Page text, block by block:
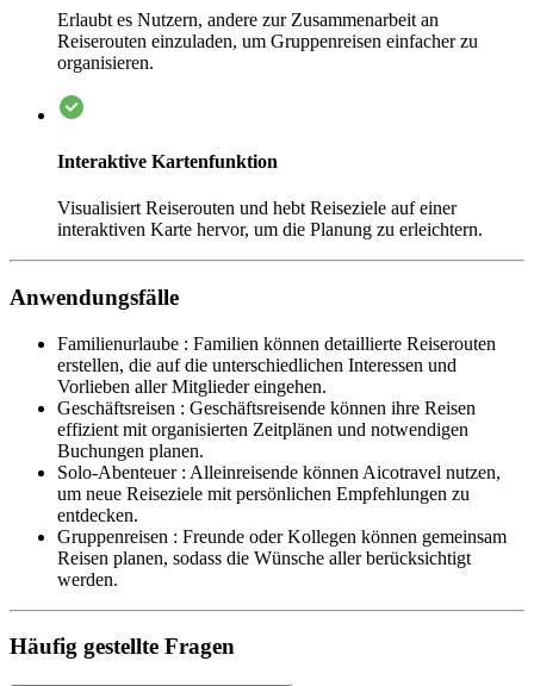
Erlaubt es Nutzern, andere zur Zusammenarbeit an
Reiserouten einzuladen, um Gruppenreisen einfacher zu
organisieren.
Interaktive Kartenfunktion
Visualisiert Reiserouten und hebt Reiseziele auf einer
interaktiven Karte hervor, um die Planung zu erleichtern.
Anwendungsfälle
Familienurlaube : Familien können detaillierte Reiserouten
erstellen, die auf die unterschiedlichen Interessen und
Vorlieben aller Mitglieder eingehen.
Geschäftsreisen : Geschäftsreisende können ihre Reisen
effizient mit organisierten Zeitplänen und notwendigen
Buchungen planen.
Solo-Abenteuer: Alleinreisende können Aicotravel nutzen,
um neue Reiseziele mit persönlichen Empfehlungen zu
entdecken.
Gruppenreisen : Freunde oder Kollegen können gemeinsam
Reisen planen, sodass die Wünsche aller berücksichtigt
werden.
Häufig gestellte Fragen